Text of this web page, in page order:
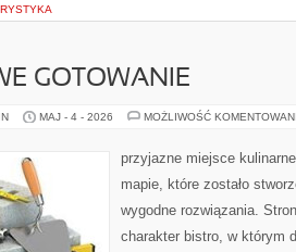
GOTOWANIE
MAJ - 4 - 2026 MOŻLIWOŚĆ
przyjazne miejsce
mapie, które zostało
wygodne rozwiązania.
charakter bistro, w którym